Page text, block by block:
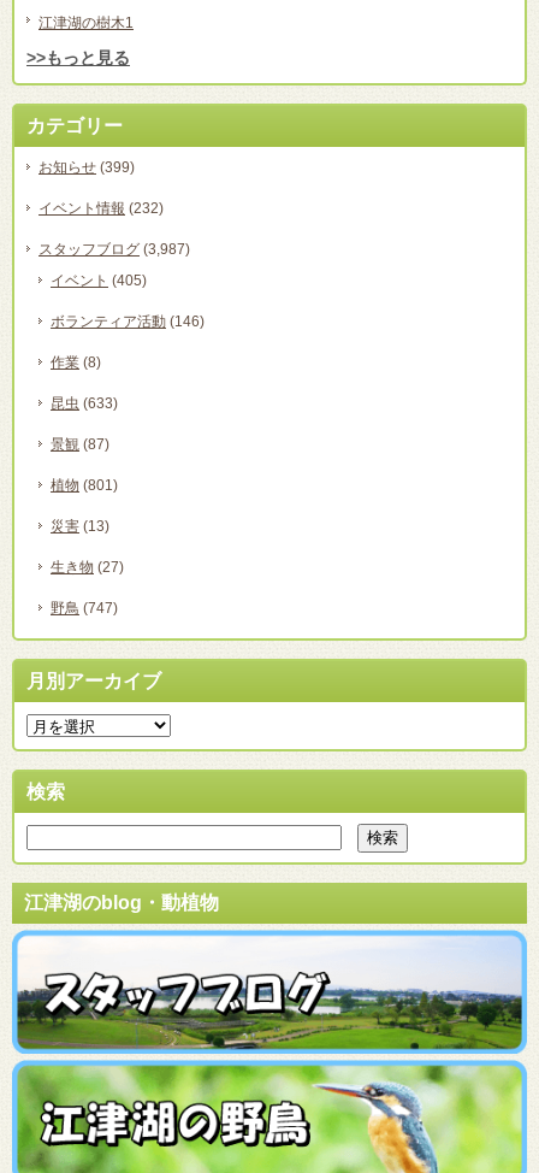
江津湖の樹木1
>>もっと見る
カテゴリー
お知らせ (399)
イベント情報 (232)
スタッフブログ (3,987)
イベント (405)
ボランティア活動 (146)
作業 (8)
昆虫 (633)
景観 (87)
植物 (801)
災害 (13)
生き物 (27)
野鳥 (747)
月別アーカイブ
検索
江津湖のblog・動植物